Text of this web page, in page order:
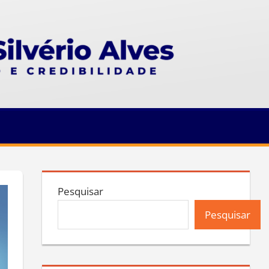
Pesquisar
Pesquisar